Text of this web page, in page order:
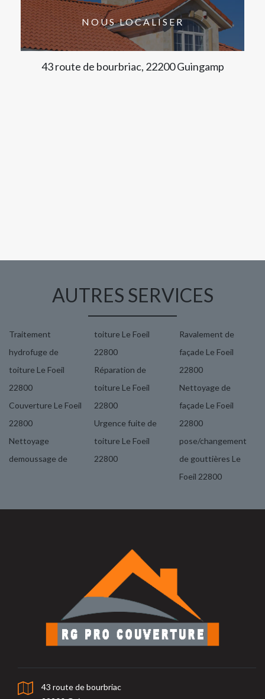
NOUS LOCALISER
43 route de bourbriac, 22200 Guingamp
AUTRES SERVICES
Traitement
hydrofuge de
toiture Le Foeil
22800
Couverture Le Foeil
22800
Nettoyage
demoussage de
toiture Le Foeil
22800
Réparation de
toiture Le Foeil
22800
Urgence fuite de
toiture Le Foeil
22800
Ravalement de
façade Le Foeil
22800
Nettoyage de
façade Le Foeil
22800
pose/changement
de gouttières Le
Foeil 22800
43 route de bourbriac